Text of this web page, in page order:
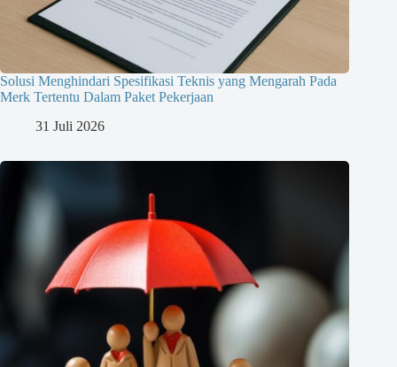
Solusi Menghindari Spesifikasi Teknis yang Mengarah Pada
Merk Tertentu Dalam Paket Pekerjaan
31 Juli 2026